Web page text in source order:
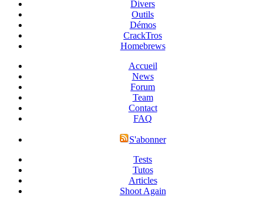
Divers
Outils
Démos
CrackTros
Homebrews
Accueil
News
Forum
Team
Contact
FAQ
S'abonner
Tests
Tutos
Articles
Shoot Again